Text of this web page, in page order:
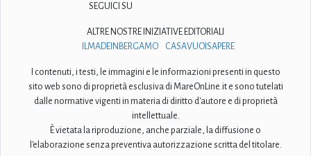
SEGUICI SU
ALTRE NOSTRE INIZIATIVE EDITORIALI
ILMADEINBERGAMO
CASAVUOISAPERE
I contenuti, i testi, le immagini e le informazioni presenti in questo
sito web sono di proprietà esclusiva di MareOnLine.it e sono tutelati
dalle normative vigenti in materia di diritto d'autore e di proprietà
intellettuale.
È vietata la riproduzione, anche parziale, la diffusione o
l'elaborazione senza preventiva autorizzazione scritta del titolare.